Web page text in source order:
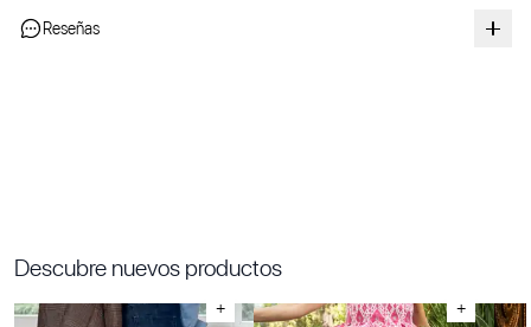
Reseñas
Descubre nuevos productos
+ +